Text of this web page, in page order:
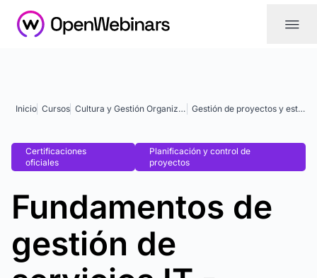
|||
Inicio Cursos Cultura y Gestión Organizacional Gestión de proyectos y estrategia
Certificaciones
oficiales
Planificación y control de
proyectos
Fundamentos de
gestión de